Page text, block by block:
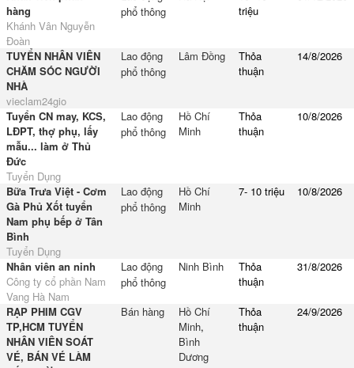
hàng
Khánh Vân Nguyễn
Đoàn
phổ thông
triệu
TUYỂN NHÂN VIÊN
CHĂM SÓC NGƯỜI
NHÀ
vieclam24gio
Lao động
phổ thông
Lâm Đồng
Thỏa
thuận
14/8/2026
Tuyển CN may, KCS,
LĐPT, thợ phụ, lấy
mẫu... làm ở Thủ
Đức
Tuyển Dụng
Lao động
phổ thông
Hồ Chí
Minh
Thỏa
thuận
10/8/2026
Bữa Trưa Việt - Cơm
Gà Phủ Xốt tuyển
Nam phụ bếp ở Tân
Bình
Tuyển Dụng
Lao động
phổ thông
Hồ Chí
Minh
7- 10 triệu 10/8/2026
Nhân viên an ninh
Công ty cổ phần Nam
Vang Hà Nam
Lao động
phổ thông
Ninh Bình
Thỏa
thuận
31/8/2026
RẠP PHIM CGV
TP,HCM TUYỂN
NHÂN VIÊN SOÁT
VÉ, BÁN VÉ LÀM
Bán hàng
Hồ Chí
Minh,
Bình
Dương
Thỏa
thuận
24/9/2026